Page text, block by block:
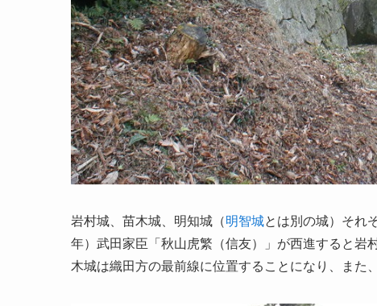
岩村城、苗木城、明知城（明智城とは別の城）それ
年）武田家臣「秋山虎繁（信友）」が西進すると岩
木城は織田方の最前線に位置することになり、また